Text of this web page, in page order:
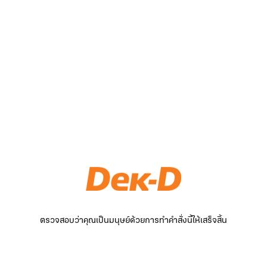
ตรวจสอบว่าคุณเป็นมนุษย์ด้วยการทำคำสั่งนี้ให้เสร็จสิ้น